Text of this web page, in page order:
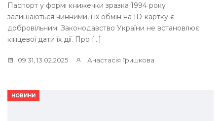
Паспорт у формі книжечки зразка 1994 року
залишаються чинними, і їх обмін на ID-картку є
добровільним. Законодавство України не встановлює
кінцевої дати їх дії. Про […]
09:31, 13.02.2025 Анастасія Гришкова
НОВИНИ